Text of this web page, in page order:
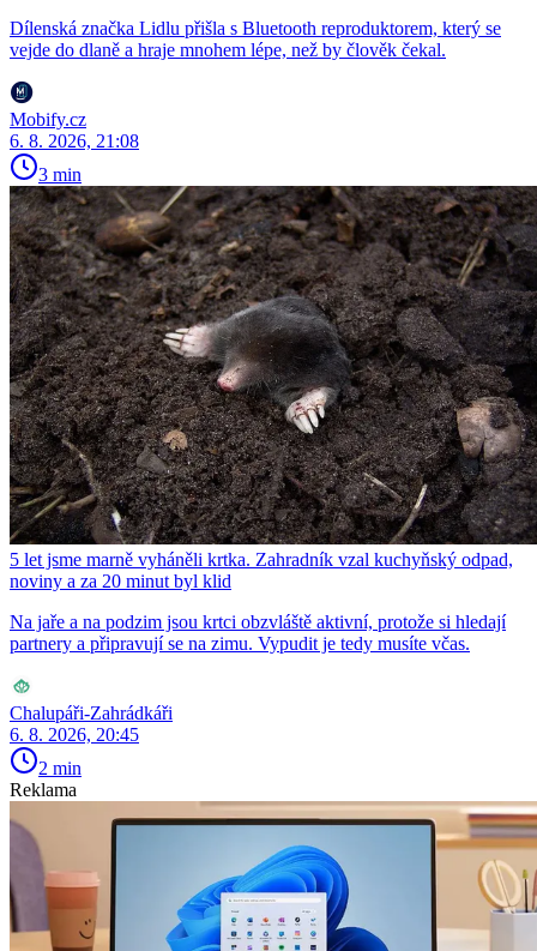
Dílenská značka Lidlu přišla s Bluetooth reproduktorem, který se
vejde do dlaně a hraje mnohem lépe, než by člověk čekal.
Mobify.cz
6. 8. 2026, 21:08
3 min
5 let jsme marně vyháněli krtka. Zahradník vzal kuchyňský odpad,
noviny a za 20 minut byl klid
Na jaře a na podzim jsou krtci obzvláště aktivní, protože si hledají
partnery a připravují se na zimu. Vypudit je tedy musíte včas.
Chalupáři-Zahrádkáři
6. 8. 2026, 20:45
2 min
Reklama